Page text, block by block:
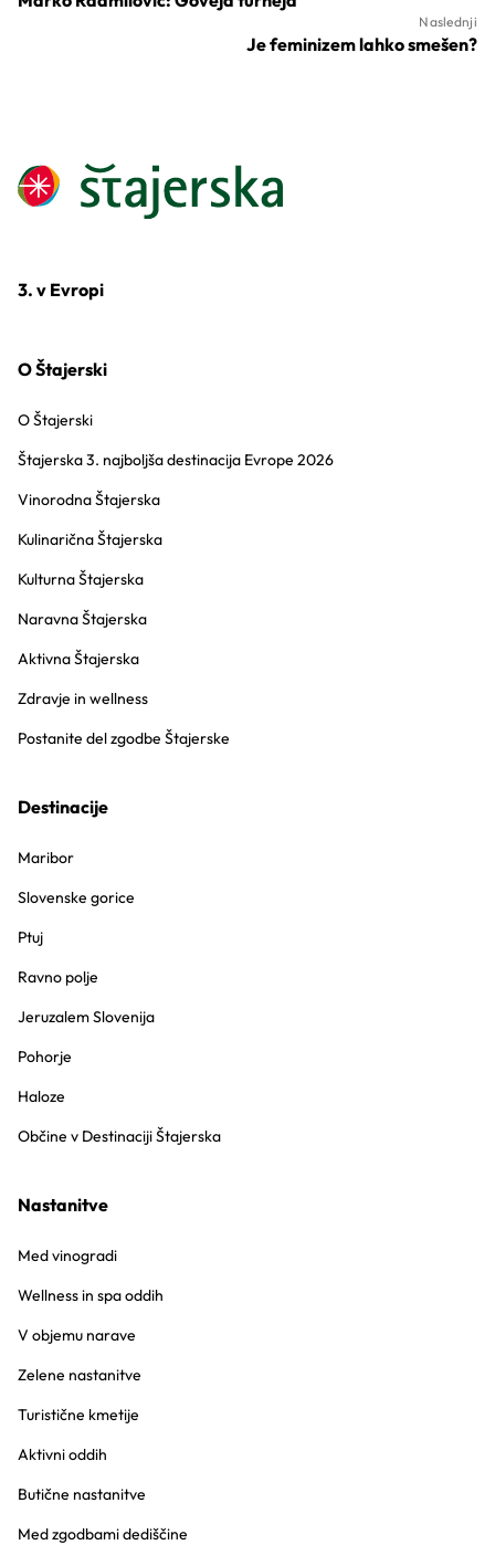
Naslednji
Je feminizem lahko smešen?
3. v Evropi
O Štajerski
O Štajerski
Štajerska 3. najboljša destinacija Evrope 2026
Vinorodna Štajerska
Kulinarična Štajerska
Kulturna Štajerska
Naravna Štajerska
Aktivna Štajerska
Zdravje in wellness
Postanite del zgodbe Štajerske
Destinacije
Maribor
Slovenske gorice
Ptuj
Ravno polje
Jeruzalem Slovenija
Pohorje
Haloze
Občine v Destinaciji Štajerska
Nastanitve
Med vinogradi
Wellness in spa oddih
V objemu narave
Zelene nastanitve
Turistične kmetije
Aktivni oddih
Butične nastanitve
Med zgodbami dediščine